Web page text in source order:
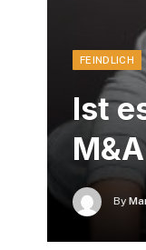
FEINDLICH
Ist
M&A
By